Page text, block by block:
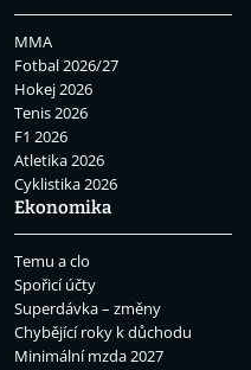
MMA
Fotbal 2026/27
Hokej 2026
Tenis 2026
F1 2026
Atletika 2026
Cyklistika 2026
Ekonomika
Temu a clo
Spořicí účty
Superdávka – změny
Chybějící roky k důchodu
Minimální mzda 2027